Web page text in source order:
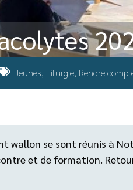
Jeunes, Liturgie, Rendre
wallon se sont réunis à
et de formation.